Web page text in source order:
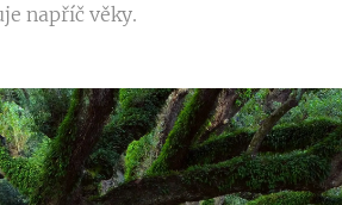
napříč věky.